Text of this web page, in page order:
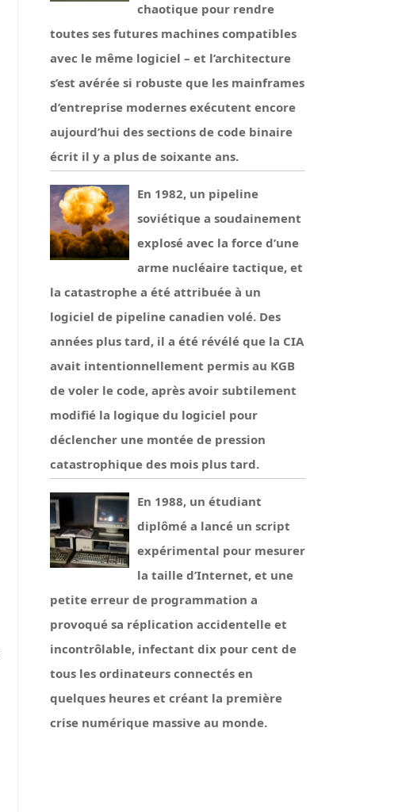
chaotique pour rendre
toutes ses futures machines compatibles
avec le même logiciel – et l’architecture
s’est avérée si robuste que les mainframes
d’entreprise modernes exécutent encore
aujourd’hui des sections de code binaire
écrit il y a plus de soixante ans.
En 1982, un pipeline
soviétique a soudainement
explosé avec la force d’une
arme nucléaire tactique, et
la catastrophe a été attribuée à un
logiciel de pipeline canadien volé. Des
années plus tard, il a été révélé que la CIA
avait intentionnellement permis au KGB
de voler le code, après avoir subtilement
modifié la logique du logiciel pour
déclencher une montée de pression
catastrophique des mois plus tard.
En 1988, un étudiant
diplômé a lancé un script
expérimental pour mesurer
la taille d’Internet, et une
petite erreur de programmation a
provoqué sa réplication accidentelle et
incontrôlable, infectant dix pour cent de
tous les ordinateurs connectés en
quelques heures et créant la première
crise numérique massive au monde.